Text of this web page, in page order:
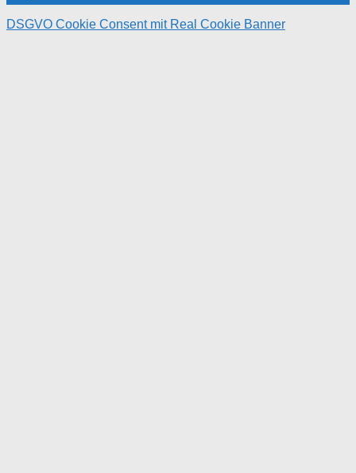
DSGVO Cookie Consent mit Real Cookie Banner